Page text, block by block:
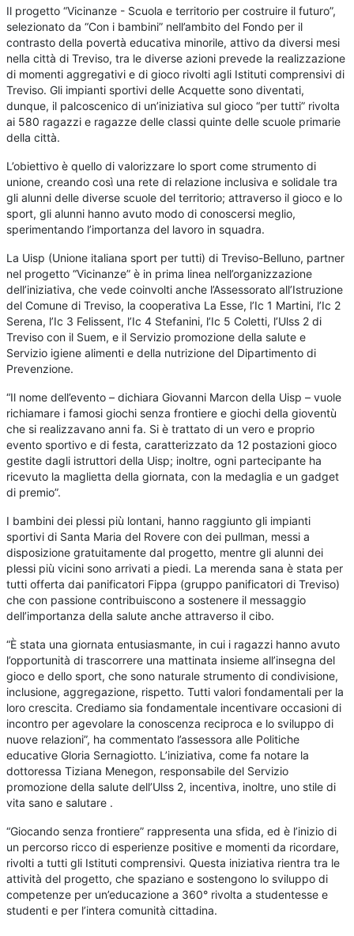
Il progetto “Vicinanze - Scuola e territorio per costruire il futuro”,
selezionato da “Con i bambini” nell’ambito del Fondo per il
contrasto della povertà educativa minorile, attivo da diversi mesi
nella città di Treviso, tra le diverse azioni prevede la realizzazione
di momenti aggregativi e di gioco rivolti agli Istituti comprensivi di
Treviso. Gli impianti sportivi delle Acquette sono diventati,
dunque, il palcoscenico di un’iniziativa sul gioco “per tutti” rivolta
ai 580 ragazzi e ragazze delle classi quinte delle scuole primarie
della città.
L’obiettivo è quello di valorizzare lo sport come strumento di
unione, creando così una rete di relazione inclusiva e solidale tra
gli alunni delle diverse scuole del territorio; attraverso il gioco e lo
sport, gli alunni hanno avuto modo di conoscersi meglio,
sperimentando l’importanza del lavoro in squadra.
La Uisp (Unione italiana sport per tutti) di Treviso-Belluno, partner
nel progetto “Vicinanze” è in prima linea nell’organizzazione
dell’iniziativa, che vede coinvolti anche l’Assessorato all’Istruzione
del Comune di Treviso, la cooperativa La Esse, l’Ic 1 Martini, l’Ic 2
Serena, l’Ic 3 Felissent, l’Ic 4 Stefanini, l’Ic 5 Coletti, l’Ulss 2 di
Treviso con il Suem, e il Servizio promozione della salute e
Servizio igiene alimenti e della nutrizione del Dipartimento di
Prevenzione.
“Il nome dell’evento – dichiara Giovanni Marcon della Uisp – vuole
richiamare i famosi giochi senza frontiere e giochi della gioventù
che si realizzavano anni fa. Si è trattato di un vero e proprio
evento sportivo e di festa, caratterizzato da 12 postazioni gioco
gestite dagli istruttori della Uisp; inoltre, ogni partecipante ha
ricevuto la maglietta della giornata, con la medaglia e un gadget
di premio”.
I bambini dei plessi più lontani, hanno raggiunto gli impianti
sportivi di Santa Maria del Rovere con dei pullman, messi a
disposizione gratuitamente dal progetto, mentre gli alunni dei
plessi più vicini sono arrivati a piedi. La merenda sana è stata per
tutti offerta dai panificatori Fippa (gruppo panificatori di Treviso)
che con passione contribuiscono a sostenere il messaggio
dell’importanza della salute anche attraverso il cibo.
“È stata una giornata entusiasmante, in cui i ragazzi hanno avuto
l’opportunità di trascorrere una mattinata insieme all’insegna del
gioco e dello sport, che sono naturale strumento di condivisione,
inclusione, aggregazione, rispetto. Tutti valori fondamentali per la
loro crescita. Crediamo sia fondamentale incentivare occasioni di
incontro per agevolare la conoscenza reciproca e lo sviluppo di
nuove relazioni”, ha commentato l’assessora alle Politiche
educative Gloria Sernagiotto. L’iniziativa, come fa notare la
dottoressa Tiziana Menegon, responsabile del Servizio
promozione della salute dell’Ulss 2, incentiva, inoltre, uno stile di
vita sano e salutare .
“Giocando senza frontiere” rappresenta una sfida, ed è l’inizio di
un percorso ricco di esperienze positive e momenti da ricordare,
rivolti a tutti gli Istituti comprensivi. Questa iniziativa rientra tra le
attività del progetto, che spaziano e sostengono lo sviluppo di
competenze per un’educazione a 360° rivolta a studentesse e
studenti e per l’intera comunità cittadina.